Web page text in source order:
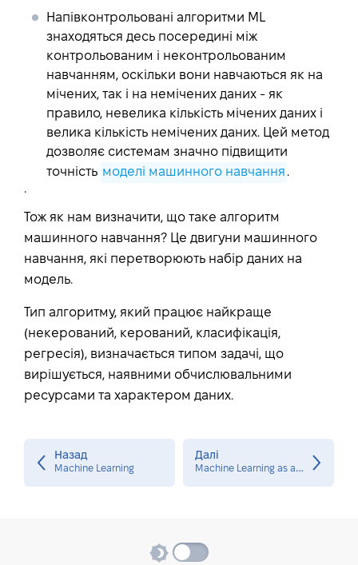
Напівконтрольовані алгоритми ML
знаходяться десь посередині між
контрольованим і неконтрольованим
навчанням, оскільки вони навчаються як на
мічених, так і на немічених даних - як
правило, невелика кількість мічених даних і
велика кількість немічених даних. Цей метод
дозволяє системам значно підвищити
точність моделі машинного навчання .
.
Тож як нам визначити, що таке алгоритм
машинного навчання? Це двигуни машинного
навчання, які перетворюють набір даних на
модель.
Тип алгоритму, який працює найкраще
(некерований, керований, класифікація,
регресія), визначається типом задачі, що
вирішується, наявними обчислювальними
ресурсами та характером даних.
Назад
Machine Learning
Далі
M
achine Learning as a Service (MLaaS)